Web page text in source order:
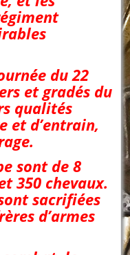
du 22
et gradés du
qualités
et d’entrain,
sont de 8
350 chevaux.
sacrifiées
d’armes